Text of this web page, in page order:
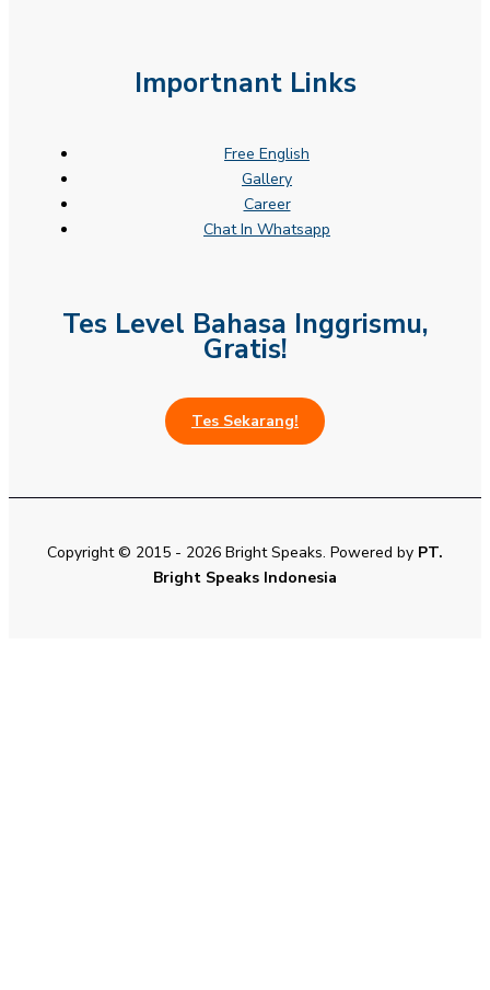
Importnant Links
Free English
Gallery
Career
Chat In Whatsapp
Tes Level Bahasa Inggrismu,
Gratis!
Tes Sekarang!
Copyright © 2015 - 2026 Bright Speaks. Powered by PT.
Bright Speaks Indonesia